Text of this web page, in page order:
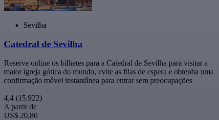
Sevilha
Catedral de Sevilha
Reserve online os bilhetes para a Catedral de Sevilha para visitar a
maior igreja gótica do mundo, evite as filas de espera e obtenha uma
confirmação móvel instantânea para entrar sem preocupações
4,4 (15.922)
A partir de
US$ 20,80